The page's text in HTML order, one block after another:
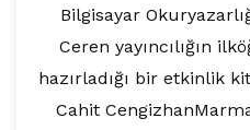
Bilgisayar
Ceren yayıncılığın
hazırladığı bir etkinlik
Cahit